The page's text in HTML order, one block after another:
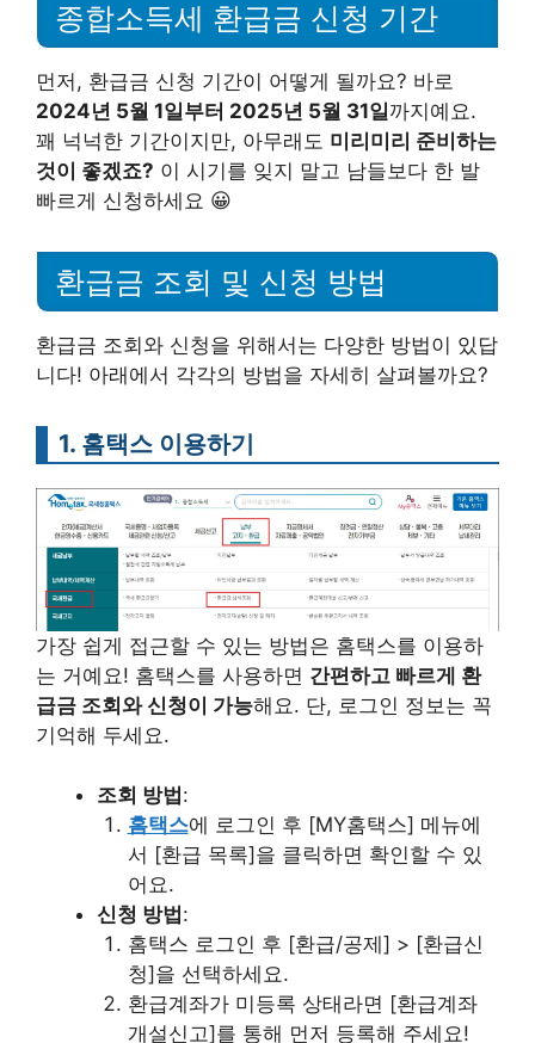
종합소득세 환급금 신청 기간
먼저, 환급금 신청 기간이 어떻게 될까요? 바로
2024년 5월 1일부터 2025년 5월 31일까지예요.
꽤 넉넉한 기간이지만, 아무래도 미리미리 준비하는
것이 좋겠죠? 이 시기를 잊지 말고 남들보다 한 발
빠르게 신청하세요 😀
환급금 조회 및 신청 방법
환급금 조회와 신청을 위해서는 다양한 방법이 있답
니다! 아래에서 각각의 방법을 자세히 살펴볼까요?
1. 홈택스 이용하기
가장 쉽게 접근할 수 있는 방법은 홈택스를 이용하
는 거예요! 홈택스를 사용하면 간편하고 빠르게 환
급금 조회와 신청이 가능해요. 단, 로그인 정보는 꼭
기억해 두세요.
조회 방법 :
홈택스에 로그인 후 [MY홈택스] 메뉴에
서 [환급 목록]을 클릭하면 확인할 수 있
어요.
신청 방법 :
홈택스 로그인 후 [환급/공제] > [환급신
청]을 선택하세요.
환급계좌가 미등록 상태라면 [환급계좌
개설신고]를 통해 먼저 등록해 주세요!